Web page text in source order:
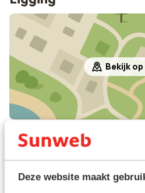
Deze website maakt
Bekijk
In de buurt
Strand: 100 m
Centrum: 400 m
Luchthaven: 65 km